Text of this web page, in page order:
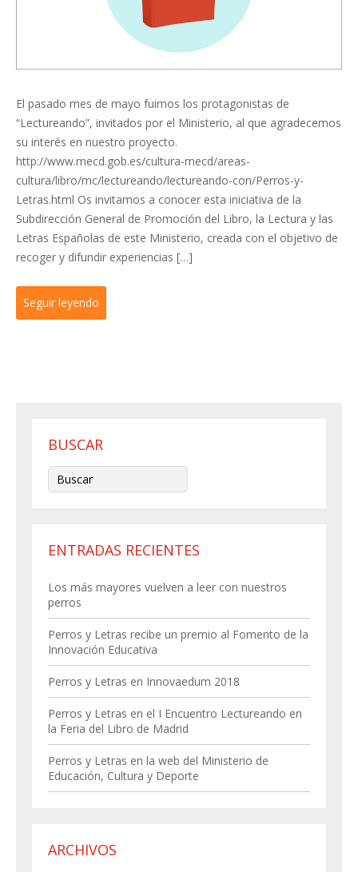
El pasado mes de mayo fuimos los protagonistas de
“Lectureando”, invitados por el Ministerio, al que agradecemos
su interés en nuestro proyecto.
http://www.mecd.gob.es/cultura-mecd/areas-
cultura/libro/mc/lectureando/lectureando-con/Perros-y-
Letras.html Os invitamos a conocer esta iniciativa de la
Subdirección General de Promoción del Libro, la Lectura y las
Letras Españolas de este Ministerio, creada con el objetivo de
recoger y difundir experiencias […]
Seguir leyendo
BUSCAR
ENTRADAS RECIENTES
Los más mayores vuelven a leer con nuestros
perros
Perros y Letras recibe un premio al Fomento de la
Innovación Educativa
Perros y Letras en Innovaedum 2018
Perros y Letras en el I Encuentro Lectureando en
la Feria del Libro de Madrid
Perros y Letras en la web del Ministerio de
Educación, Cultura y Deporte
ARCHIVOS